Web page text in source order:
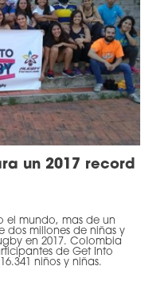
un 2017 record
el mundo, mas de un
dos millones de niñas y
en 2017. Colombia
de Get Into
niños y niñas.